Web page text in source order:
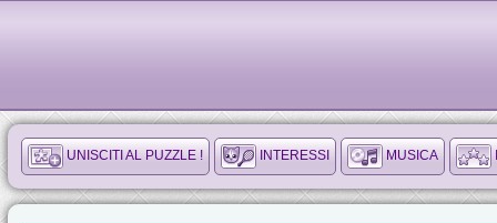
UNISCITI AL PUZZLE ! INTERESSI MUSICA